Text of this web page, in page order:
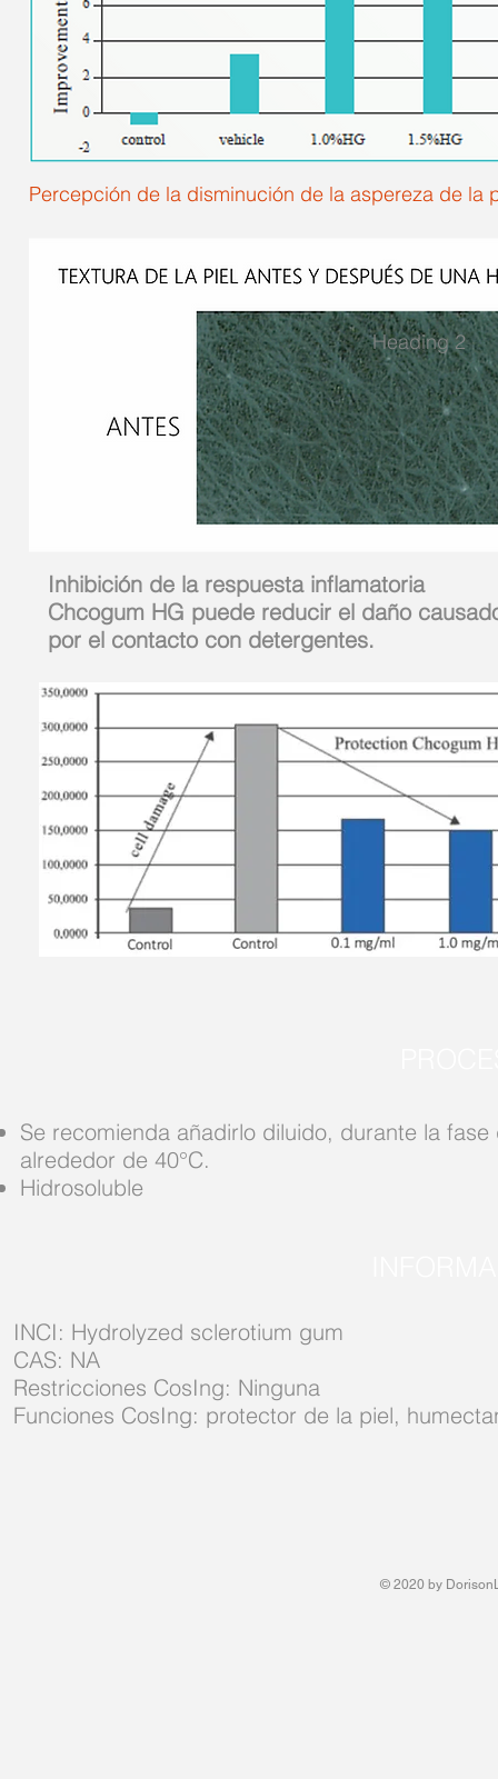
Percepción de la disminución de la aspereza de la
Heading 2
Inhibición de la respuesta inflamatoria
Chcogum HG puede reducir el daño
por el contacto con detergentes.
Se recomienda añadirlo diluido, durante la
alrededor de 40°C.
Hidrosoluble
INCI: Hydrolyzed sclerotium gum
CAS: NA
Restricciones CosIng: Ninguna
Funciones CosIng: protector de la piel,
© 2020 by